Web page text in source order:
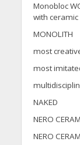
Monobloc
with ceramic
MONOLITH
most
most
NAKED
NERO
NERO